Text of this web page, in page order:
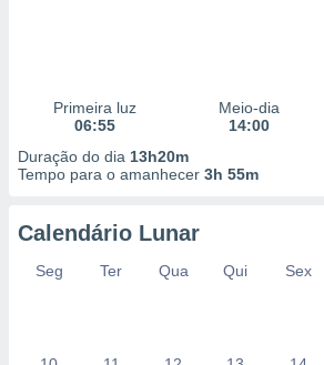
Primeira luz
06:55
Meio-dia
14:00
Duração do dia 13h20m
Tempo para o amanhecer 3h 55m
Calendário Lunar
Seg Ter Qua Qui Sex